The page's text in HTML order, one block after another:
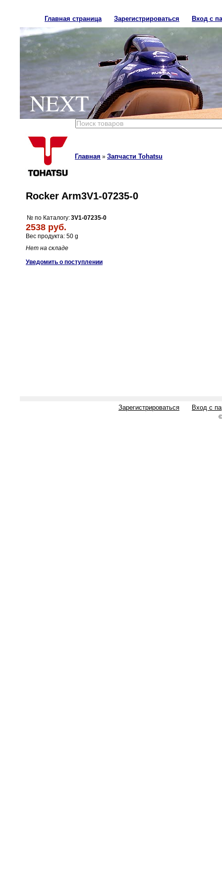
Главная страница Зарегистрироваться Вход с
NEXT
Главная » Запчасти Tohatsu
Rocker Arm3V1-07235-0
№ по Каталогу:3V1-07235-0
2538 руб.
Вес продукта: 50 g
Нет на складе
Уведомить о поступлении
Зарегистрироваться Вход с